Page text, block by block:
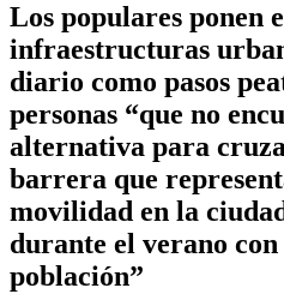
Los populares ponen
infraestructuras
diario como pasos
personas “que no
alternativa para
barrera que
movilidad en la
durante el verano
población”